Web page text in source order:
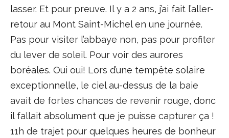
lasser. Et pour preuve. Il y a 2 ans, j’ai fait l’aller-
retour au Mont Saint-Michel en une journée.
Pas pour visiter l’abbaye non, pas pour profiter
du lever de soleil. Pour voir des aurores
boréales. Oui oui! Lors d’une tempête solaire
exceptionnelle, le ciel au-dessus de la baie
avait de fortes chances de revenir rouge, donc
il fallait absolument que je puisse capturer ça !
11h de trajet pour quelques heures de bonheur